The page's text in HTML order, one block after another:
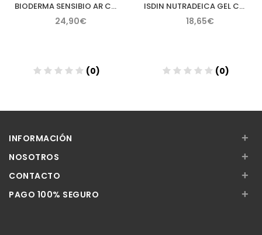
BIODERMA SENSIBIO AR CREMA 40 ML
24,90€
(0)
ISDIN NUTRADEICA GEL CREMA FACIAL PIEL SEBORREICA 50 ML
18,65€
(0)
INFORMACIÓN +
NOSOTROS +
CONTACTO +
PAGO 100% SEGURO +